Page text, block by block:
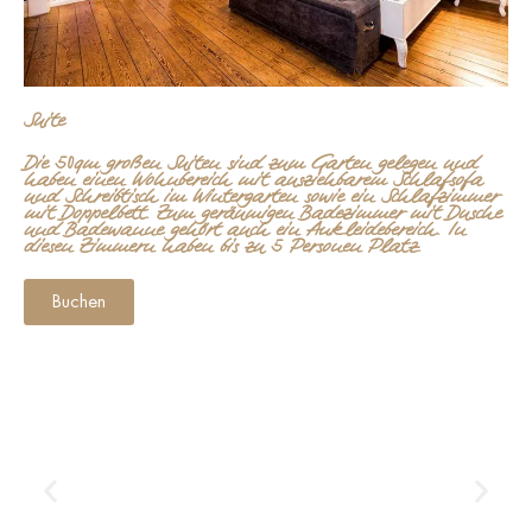
Suite
Die 50qm großen Suiten sind zum Garten gelegen und
haben einen Wohnbereich mit ausziehbarem Schlafsofa
und Schreibtisch im Wintergarten sowie ein Schlafzimmer
mit Doppelbett. Zum geräumigen Badezimmer mit Dusche
und Badewanne gehört auch ein Ankleidebereich. In
diesen Zimmern haben bis zu 5 Personen Platz.
Buchen